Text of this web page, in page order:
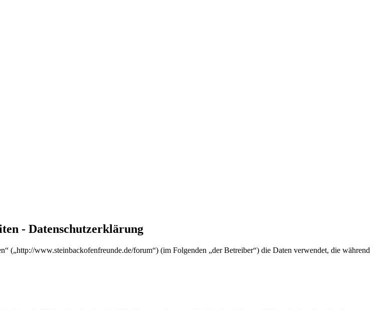
- Datenschutzerklärung
(„http://www.steinbackofenfreunde.de/forum“) (im Folgenden „der Betreiber“) die Daten verwendet, die während